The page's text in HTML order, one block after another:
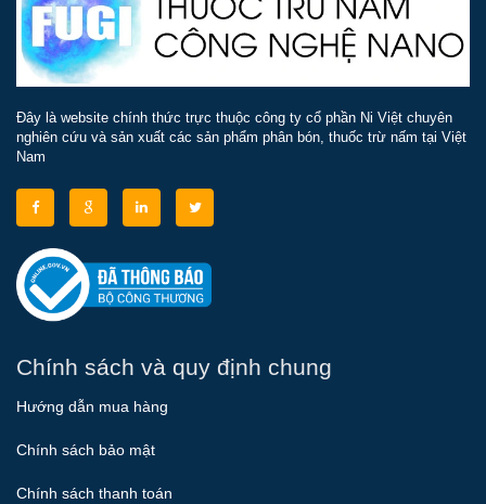
Đây là website chính thức trực thuộc công ty cổ phần Ni Việt chuyên
nghiên cứu và sản xuất các sản phẩm phân bón, thuốc trừ nấm tại Việt
Nam
Chính sách và quy định chung
Hướng dẫn mua hàng
Chính sách bảo mật
Chính sách thanh toán